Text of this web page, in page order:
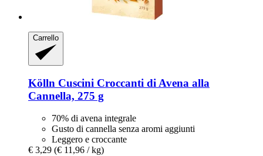
Carrello
Kölln Cuscini Croccanti di Avena alla
Cannella, 275 g
70% di avena integrale
Gusto di cannella senza aromi aggiunti
Leggero e croccante
€ 3,29 (€ 11,96 / kg)